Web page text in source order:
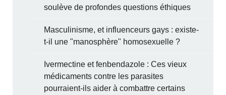
soulève de profondes questions éthiques
Masculinisme, et influenceurs gays : existe-
t-il une "manosphère" homosexuelle ?
Ivermectine et fenbendazole : Ces vieux
médicaments contre les parasites
pourraient-ils aider à combattre certains